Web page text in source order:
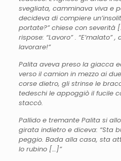
svegliata, camminava viva e
decideva di compiere
portate?” chiese con severità
rispose: “Lavoro” . “E’malato”
lavorare!”
Palitaaveva preso la giacca
verso il camion in mezzo ai
corse dietro, gli strinse le
tedeschi le appoggiò il fucile
staccò.
Pallido e tremante Palitasi
girata indietro e diceva: “Sta
peggio. Bada alla casa, sta
lo rubino […]”